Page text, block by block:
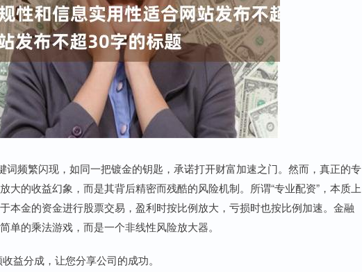
词频繁闪现，如同一把镀金的钥匙，承诺打开财富加速之门。然而，真正的专
大的收益幻象，而是其背后精密而残酷的风险机制。所谓“专业配资”，本质上
本金的资金进行股票交易，盈利时按比例放大，亏损时也按比例加速。金融
的乘法游戏，而是一个非线性风险放大器。
益分成，让您分享公司的成功。